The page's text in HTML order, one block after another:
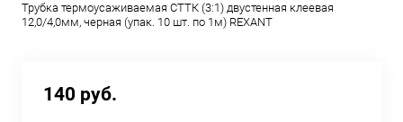
Трубка термоусаживаемая СТТК (3:1) двустенная клеевая
12,0/4,0мм, черная (упак. 10 шт. по 1м) REXANT
140 руб.